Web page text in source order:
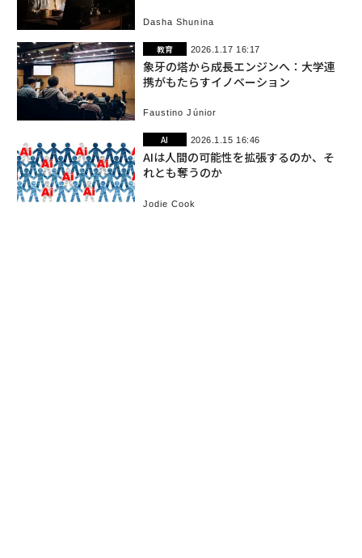
Dasha Shunina
教育 2026.1.17 16:17
象牙の塔から成長エンジンへ：大学連
携がもたらすイノベーション
Faustino Júnior
AI 2026.1.15 16:46
AIは人間の可能性を拡張するのか、そ
れとも奪うのか
Jodie Cook